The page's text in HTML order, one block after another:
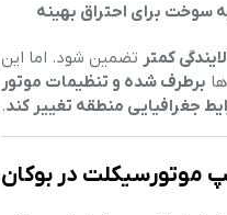
سوخت برای احتراق بهینه
کمتر تضمین شود. اما این
برطرف شده و تنظیمات موتور
جغرافیایی منطقه تغییر کند.
موتورسیکلت در بوکان